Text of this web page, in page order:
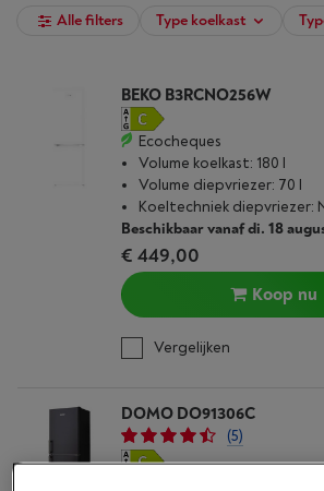
Alle filters Type koelkast
BEKO B3RCNO256W
Ecocheques
Volume koelkast: 180 l
Volume diepvriezer: 70 l
Koeltechniek diepvriezer:
Beschikbaar vanaf di. 18
€ 449,00
Koop nu
Vergelijken
DOMO DO91306C
(5)